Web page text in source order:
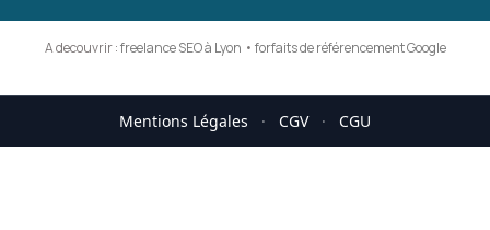
A decouvrir :freelance SEO à Lyon • forfaits de référencement Google
Mentions Légales · CGV · CGU